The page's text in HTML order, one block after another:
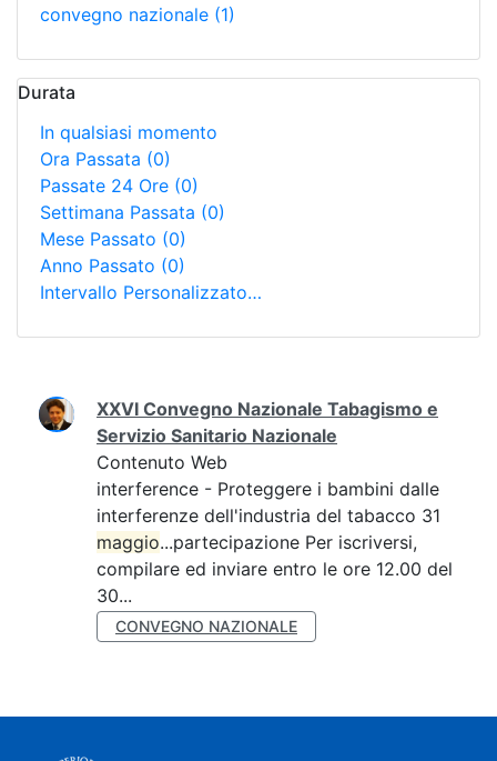
convegno nazionale (1)
Durata
In qualsiasi momento
Ora Passata (0)
Passate 24 Ore (0)
Settimana Passata (0)
Mese Passato (0)
Anno Passato (0)
Intervallo Personalizzato…
Ricerca
XXVI Convegno Nazionale Tabagismo e
Servizio Sanitario Nazionale
Contenuto Web
interference - Proteggere i bambini dalle
interferenze dell'industria del tabacco 31
maggio...partecipazione Per iscriversi,
compilare ed inviare entro le ore 12.00 del
30...
CONVEGNO NAZIONALE